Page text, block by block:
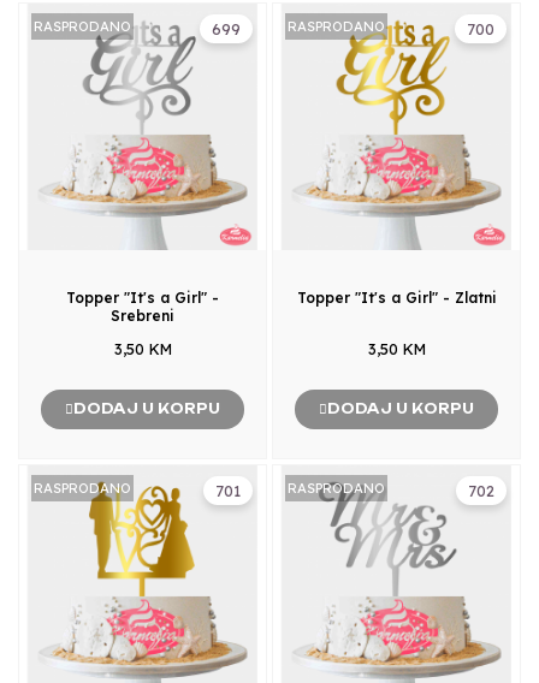
699
RASPRODANO
Topper "It's a Girl" -
Srebreni
3,50 KM
DODAJ U KORPU
700
RASPRODANO
Topper "It's a Girl" - Zlatni
3,50 KM
DODAJ U KORPU
701
RASPRODANO 702
RASPRODANO